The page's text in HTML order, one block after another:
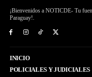
¡Bienvenidos a NOTICDE- Tu
Paraguay!.
INICIO
POLICIALES Y JUDICIALES